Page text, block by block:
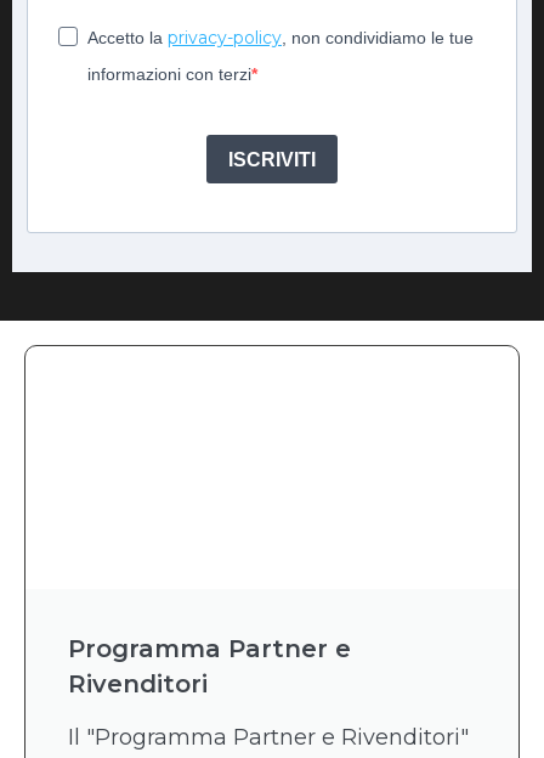
Accetto la privacy-policy, non condividiamo le tue
informazioni con terzi
ISCRIVITI
Programma Partner e
Rivenditori
Il "Programma Partner e Rivenditori"